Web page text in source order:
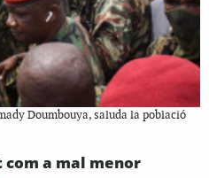
Doumbouya, saluda la població
com a mal menor